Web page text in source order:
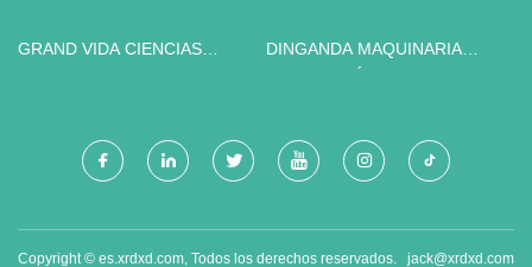
GRAND VIDA CIENCIAS
DINGANDA MAQUINARIA
Copyright © es.xrdxd.com, Todos los derechos reservados. jack@xrdxd.com